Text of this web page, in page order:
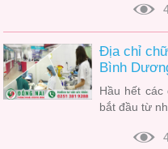
Địa chỉ
Bình
Hầu hết các
bắt đầu từ